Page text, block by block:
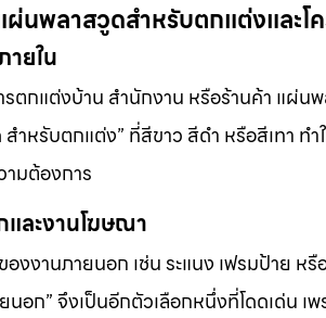
ผ่นพลาสวูดสำหรับตกแต่งและโ
ยใน
ตกแต่งบ้าน สำนักงาน หรือร้านค้า แผ่น
ำหรับตกแต่ง” ที่สีขาว สีดำ หรือสีเทา
ามต้องการ
ละงานโฆษณา
องงานภายนอก เช่น ระแนง เฟรมป้าย
อก” จึงเป็นอีกตัวเลือกหนึ่งที่โดดเด่น เ